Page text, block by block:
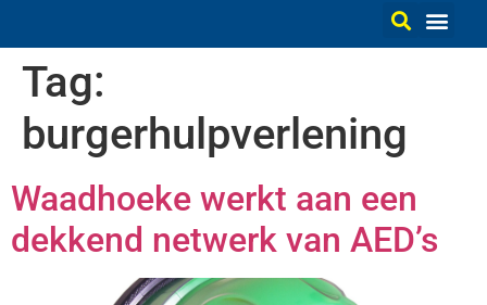
Tag:
burgerhulpverlening
Waadhoeke werkt aan een
dekkend netwerk van AED’s